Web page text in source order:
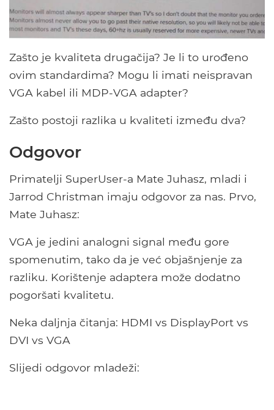
Zašto je kvaliteta drugačija? Je li to urođeno
ovim standardima? Mogu li imati neispravan
VGA kabel ili MDP-VGA adapter?
Zašto postoji razlika u kvaliteti između dva?
Odgovor
Primatelji SuperUser-a Mate Juhasz, mladi i
Jarrod Christman imaju odgovor za nas. Prvo,
Mate Juhasz:
VGA je jedini analogni signal među gore
spomenutim, tako da je već objašnjenje za
razliku. Korištenje adaptera može dodatno
pogoršati kvalitetu.
Neka daljnja čitanja: HDMI vs DisplayPort vs
DVI vs VGA
Slijedi odgovor mladeži: